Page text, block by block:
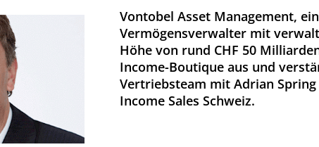
Vontobel Asset Management,
Vermögensverwalter mit
Höhe von rund CHF 50
Income-Boutique aus und
Vertriebsteam mit Adrian Spring
Income Sales Schweiz.